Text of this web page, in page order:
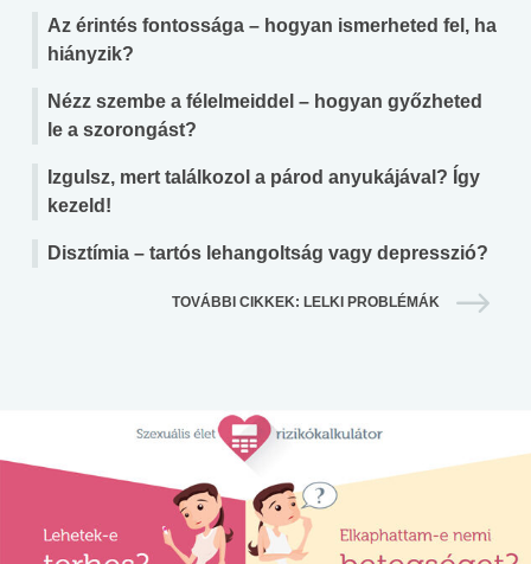
Az érintés fontossága – hogyan ismerheted fel, ha
hiányzik?
Nézz szembe a félelmeiddel – hogyan győzheted
le a szorongást?
Izgulsz, mert találkozol a párod anyukájával? Így
kezeld!
Disztímia – tartós lehangoltság vagy depresszió?
TOVÁBBI CIKKEK: LELKI PROBLÉMÁK